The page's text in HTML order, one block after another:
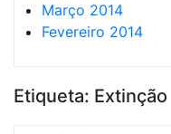
Março 2014
Fevereiro 2014
Etiqueta: Extinção